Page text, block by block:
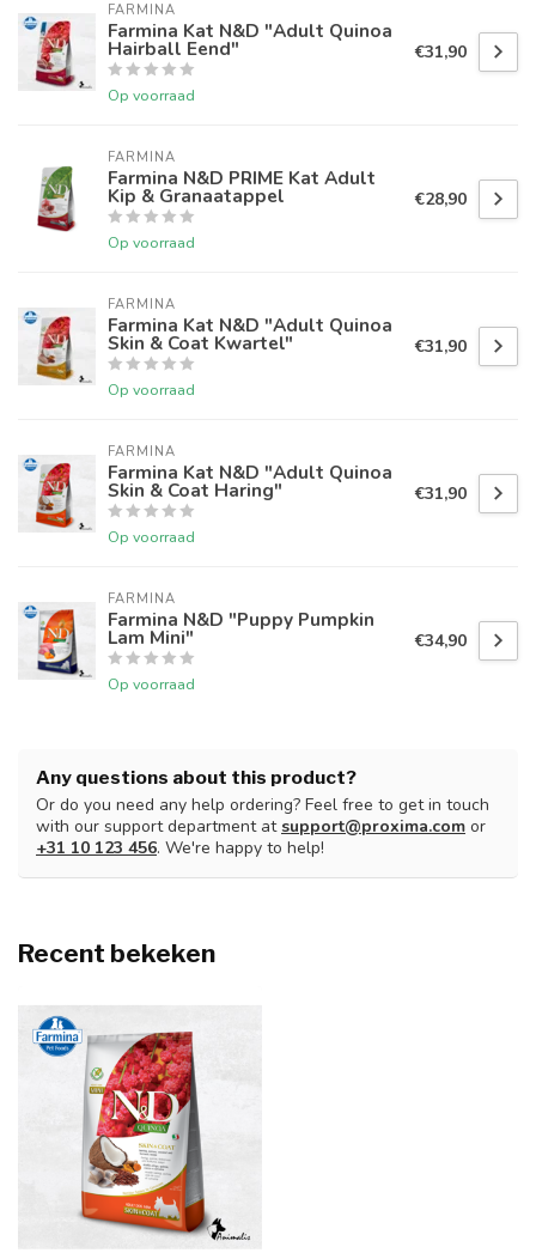
FARMINA
Farmina Kat N&D "Adult Quinoa
Hairball Eend"
Op voorraad
€31,90
FARMINA
Farmina N&D PRIME Kat Adult
Kip & Granaatappel
Op voorraad
€28,90
FARMINA
Farmina Kat N&D "Adult Quinoa
Skin & Coat Kwartel"
Op voorraad
€31,90
FARMINA
Farmina Kat N&D "Adult Quinoa
Skin & Coat Haring"
Op voorraad
€31,90
FARMINA
Farmina N&D "Puppy Pumpkin
Lam Mini"
Op voorraad
€34,90
Any questions about this product?
Or do you need any help ordering? Feel free to get in touch
with our support department atsupport@proxima.com or
+31 10 123 456. We're happy to help!
Recent bekeken